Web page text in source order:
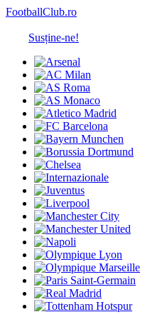
FootballClub.ro
Susține-ne!